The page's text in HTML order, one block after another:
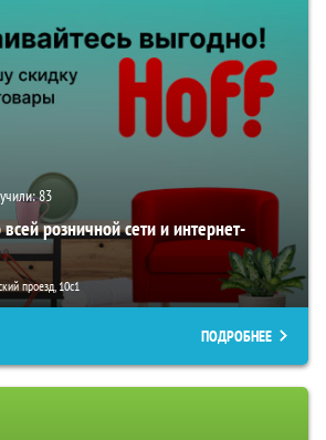
83
розничной сети и интернет-
проезд, 10с1
ПОДРОБНЕЕ